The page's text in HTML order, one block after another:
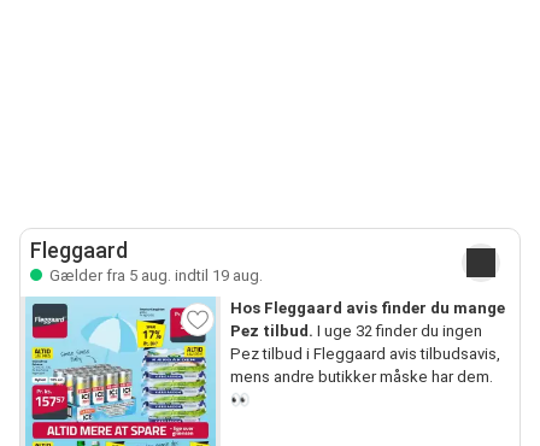
Fleggaard
Gælder fra 5 aug. indtil 19 aug.
Hos Fleggaard avis finder du mange
Pez tilbud. I uge 32 finder du ingen
Pez tilbud i Fleggaard avis tilbudsavis,
mens andre butikker måske har dem.
👀